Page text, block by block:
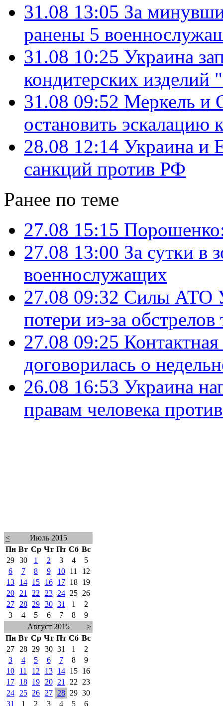
31.08 13:05 За
ранены 5
31.08 10:25 Украина
кондитерских изделий
31.08 09:52 Меркель и
остановить эскалацию
28.08 12:14 Украина и
санкций против РФ
Ранее по теме
27.08 15:15
27.08 13:00 За сутки в
военнослужащих
27.08 09:32 Силы АТО
потери из-за обстрелов
27.08 09:25
договорилась о
26.08 16:53 Украина
правам человека
<
Июль 2015
Пн Вт Ср Чт Пт Сб Вс
29 30 1 2 3 4
5
6
7 8 9 10 11
12
13
14 15 16 17 18
19
20
21 22 23 24 25
26
27
28 29 30 31 1
2
3
4 5 6 7 8
9
Август 2015
>
Пн Вт Ср Чт Пт Сб Вс
27
28 29 30 31 1
2
3
4 5 6 7 8
9
10
11 12 13 14 15
16
17
18 19 20 21 22
23
24
25 26 27 28 29 30
31
1 2 3 4 5 6